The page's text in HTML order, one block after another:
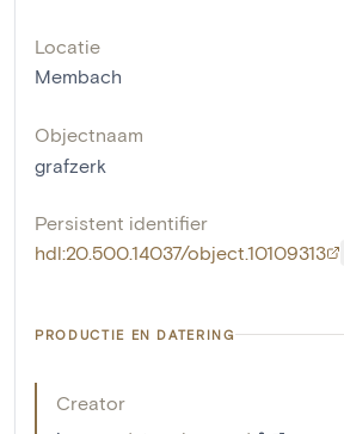
Locatie
Membach
Objectnaam
grafzerk
Persistent identifier
hdl:20.500.14037/object.10109313
PRODUCTIE EN DATERING
Creator